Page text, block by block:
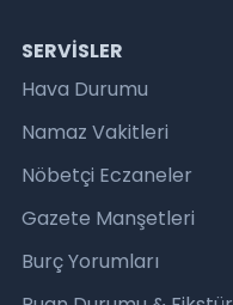
SERVISLER
Hava Durumu
Namaz Vakitleri
Nöbetçi Eczaneler
Gazete Manşetleri
Burç Yorumları